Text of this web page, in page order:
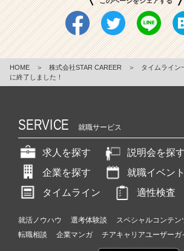
HOME ＞ 株式会社STAR CAREER ＞ タイムライン
に終了しました！
SERVICE 就職サービス
求人を探す
説明会を探す
企業を探す
就職イベン
タイムライン
適性検査
就活ノウハウ 選考体験談 スペシャルコンテン
転職相談
企業マンガ チアキャリアユーザーガ